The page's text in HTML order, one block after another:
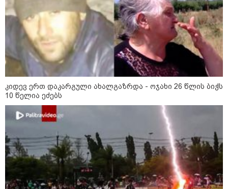
"აი, ეს არის სამშობლოს
ღალატი" - როგორ ეხმაურება
ნიკა გვარამია აგვისტოს ომთან
დაკავშირებით ირაკლი
კობახიძის განცხადებას?
კატეგორიის ყველა სიახლე
მილიარდიანი იმპერიები მოედნის
მიღმა - ვინ არიან ყველა დროის
ყველაზე მაღალანაზღაურებადი
სპორტსმენები
კიდევ ერთ დაკარგული ახალგაზრდა - ოჯახი 26 წლის ბიჭს
10 წელია ეძებს